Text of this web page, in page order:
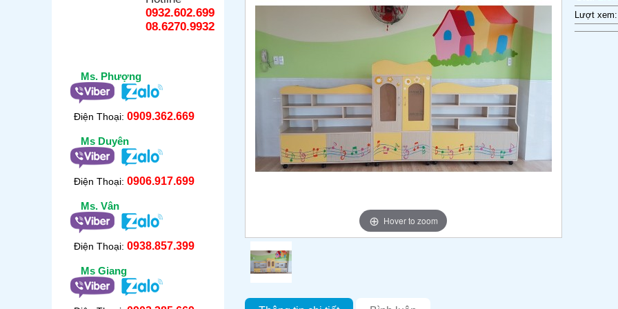
0932.602.699
08.6270.9932
Ms. Phượng
Điện Thoại: 0909.362.669
Ms Duyên
Điện Thoại: 0906.917.699
Ms. Vân
Điện Thoại: 0938.857.399
Ms Giang
Hover to zoom
Lượt